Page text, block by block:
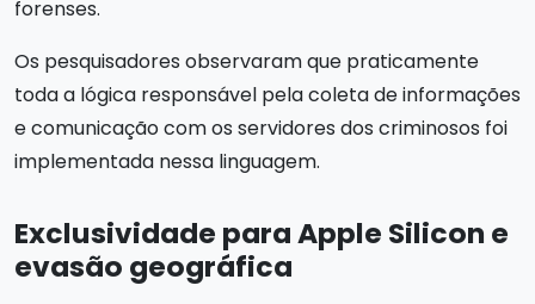
forenses.
Os pesquisadores observaram que praticamente
toda a lógica responsável pela coleta de informações
e comunicação com os servidores dos criminosos foi
implementada nessa linguagem.
Exclusividade para Apple Silicon e
evasão geográfica